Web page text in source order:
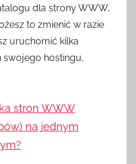
dla strony WWW,
to zmienić w razie
uruchomić kilka
swojego hostingu,
stron WWW
na jednym